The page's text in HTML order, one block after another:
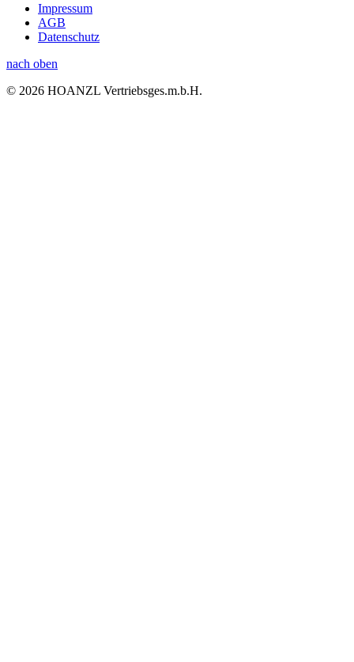
Impressum
AGB
Datenschutz
nach oben
© 2026 HOANZL Vertriebsges.m.b.H.